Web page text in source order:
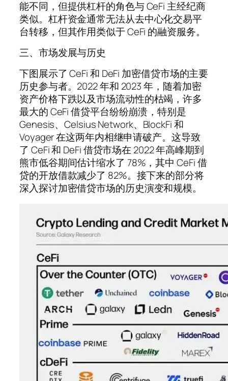
能不同，但提供杠杆的角色与 CeFi 主经纪商
类似。杠杆资金通常无法从去中心化交易平
台转移，但其作用类似于 CeFi 的融资服务。
三、市场发展与历史
下图展示了 CeFi 和 DeFi 加密借贷市场的主要
历史参与者。2022 年和 2023 年，随着加密
资产价格下跌以及市场流动性的枯竭，许多
最大的 CeFi 借贷平台纷纷崩溃，特别是
Genesis、Celsius Network、BlockFi 和
Voyager 在这两年内相继申请破产。这导致
了 CeFi 和 DeFi 借贷市场在 2022 年高峰期到
熊市低谷期间估计缩水了 78%，其中 CeFi 借
贷的开放借款减少了 82%。接下来的部分将
深入探讨加密借贷市场的历史演变和规模。